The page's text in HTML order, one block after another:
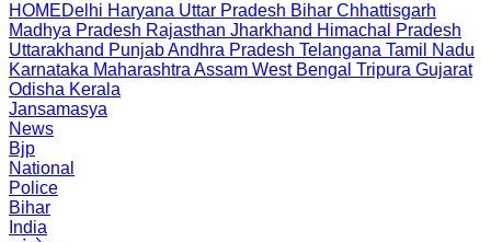
HOMEDelhi Haryana Uttar Pradesh Bihar Chhattisgarh
Madhya Pradesh Rajasthan Jharkhand Himachal Pradesh
Uttarakhand PunjabAndhra Pradesh Telangana Tamil Nadu
Karnataka Maharashtra Assam West Bengal Tripura Gujarat
Odisha Kerala
Jansamasya
News
Bjp
National
Police
Bihar
India